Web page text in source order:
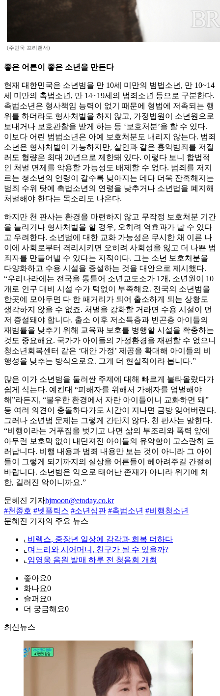
(주민욱 프리랜서)
좋은 어른이 좋은 소년을 만든다
현재 대한민국은 소년범을 만 10세 미만의 범법소년, 만 10~14
세 미만의 촉법소년, 만 14~19세의 범죄소년 등으로 구분한다.
촉법소년은 형사책임 능력이 없기 때문에 형법에 저촉되는 행
위를 하더라도 형사처벌을 하지 않고, 가정법원이 소년원으로
보내거나 보호관찰을 받게 하는 등 ‘보호처분’을 할 수 있다.
이보다 어린 범법소년은 아예 보호처분도 내리지 않는다. 범죄
소년은 형사처벌이 가능하지만, 살인과 같은 흉악범죄를 저질
러도 형량은 최대 20년으로 제한돼 있다. 이렇다 보니 합법적
인 처벌 면제를 악용할 가능성도 배제할 수 없다. 범죄를 저지
르는 청소년의 연령이 갈수록 낮아지는 데다 더욱 잔혹해지는
범죄 수위 탓에 촉법소년의 연령을 낮추거나 소년법을 폐지해
처벌해야 한다는 목소리도 나온다.
하지만 천 판사는 환경을 마련하지 않고 무작정 보호처분 기간
을 늘리거나 형사처벌을 할 경우, 오히려 역효과가 날 수 있다
고 우려한다. 소년범에 대한 교화 가능성은 무시한 채 이른 나
이에 사회로부터 격리시키면 오히려 사회성을 잃고 더 나쁜 범
죄자를 만들어낼 수 있다는 지적이다. 그는 소년 보호처분을
다양화하고 수용 시설을 증설하는 것을 대안으로 제시했다.
“우리나라에는 전국을 통틀어 소년교도소가 1개, 소년원이 10
개로 인구 대비 시설 수가 턱없이 부족해요. 전국의 소년범을
한곳에 모아두면 다 한 패거리가 되어 출소하게 되는 상황도
생각하지 않을 수 없죠. 처벌을 강화할 거라면 수용 시설이 먼
저 증설돼야 합니다. 출소 이후 저소득층과 빈곤층 아이들의
재범률을 낮추기 위해 교육과 보호를 병행할 시설을 확충하는
것도 중요해요. 국가가 아이들의 가정환경을 재편할 수 없으니
청소년회복센터 같은 ‘대안 가정’ 제공을 확대해 아이들의 비
행성을 낮추는 방식으로요. 그게 더 현실적이라 봅니다.”
많은 이가 소년범을 둘러싼 주제에 대해 빠르게 불타올랐다가
쉽게 식는다. 예컨대 “피해자를 위해서 가해자를 엄벌해야
해”라든지, “불우한 환경에서 자란 아이들이니 교화하면 돼”
등 여러 의견이 충돌하다가도 시간이 지나면 금방 잊어버린다.
그러나 소년범 문제는 그렇게 간단치 않다. 천 판사는 말한다.
“비행이라는 거푸집을 벗기고 나면 삶의 부조리와 폭력 앞에
아무런 보호막 없이 내던져진 아이들의 유약함이 고스란히 드
러납니다. 비행 내용과 범죄 내용만 보는 것이 아니라 그 아이
들이 그렇게 되기까지의 실상을 어른들이 헤아려주길 간절히
바랍니다. 소년범은 악으로 태어난 존재가 아니라 위기에 처
한, 길러진 악이니까요.”
문혜진 기자hjmoon@etoday.co.kr
#천종호 #넷플릭스 #소년심판 #촉법소년 #비행청소년
문혜진 기자의 주요 뉴스
⌞ 비렉스, 중장년 일상에 감각과 회복 더하다
⌞ 며느리와 시어머니, 친구가 될 수 있을까?
⌞ 임영웅 음원 발매 하루 전 청음회 개최
좋아요0
화나요0
슬퍼요0
더 궁금해요0
최신뉴스